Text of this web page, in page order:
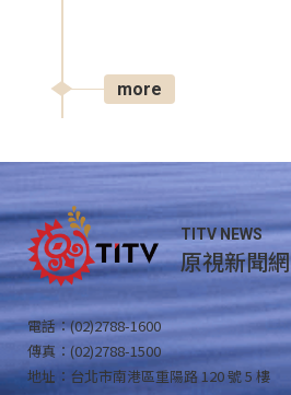
more
TITV NEWS
原視新聞網
電話：(02)2788-1600
傳真：(02)2788-1500
地址：台北市南港區重陽路 120 號 5 樓